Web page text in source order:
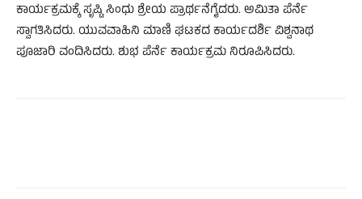
ಕಾರ್ಯಕ್ರಮಕ್ಕೆ ಸೃಷ್ಟಿ ಸಿಂಧು ಶ್ರೇಯ ಪ್ರಾರ್ಥನೆಗೈದರು. ಅಮಿತಾ ಪೆರ್ನೆ
ಸ್ವಾಗತಿಸಿದರು. ಯುವವಾಹಿನಿ ಮಾಣಿ ಘಟಕದ ಕಾರ್ಯದರ್ಶಿ ವಿಶ್ವನಾಥ
ಪೂಜಾರಿ ವಂದಿಸಿದರು. ಶುಭ ಪೆರ್ನೆ ಕಾರ್ಯಕ್ರಮ ನಿರೂಪಿಸಿದರು.